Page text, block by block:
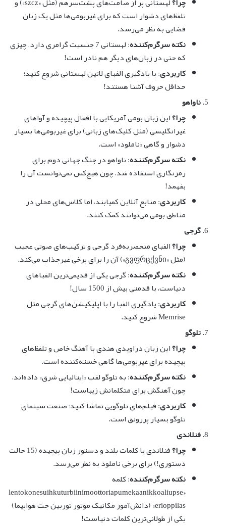
تلفظ‌های دشوار است که برای غیربومی‌ها مثل یک زبان
فضایی به نظر می‌رسد.
نکته سرگرم‌کننده
: لهستانی 7 جنسیت گرامری دارد، چیزی
که حتی در زبان‌های دیگر هم نادر است!
کاربردی: با یادگیری الفبای لاتین لهستانی شروع کنید؛
حداقل حروف آشنا هستند!
ناواهو
چرا؟این زبان بومی آمریکایی با افعال پیچیده و آواهای
غیرانگلیسی (مثل کلیک‌های زبانی) برای غیربومی‌ها بسیار
دشوار و گاهی «ناملود» است.
نکته سرگرم‌کننده: ناواهو در جنگ جهانی دوم برای
رمزنگاری استفاده شد، چون هیچ‌کس نمی‌توانست آن را
بفهمد!
کاربردی: منابع آنلاین کمیابند، اما کلاس‌های محلی در
مناطق بومی می‌توانند کمک کنند.
گرجی
چرا؟الفبای منحصربه‌فرد گرجی و ترکیب‌های صوتی عجیب
(مثل «გვფრცქვნი») آن را برای برخی غیرجذاب می‌کند.
نکته سرگرم‌کننده: گرجی یکی از قدیمی‌ترین الفباهای
دنیاست، با قدمتی بیش از 1500 سال!
کاربردی: یادگیری الفبا را با اپلیکیشن‌های گرجی مثل
Memrise شروع کنید.
تلوگو
چرا؟این زبان دراویدی هندی با آهنگ خاص و تلفظ‌های
پیچیده برای غیربومی‌ها گاهی خسته‌کننده است.
نکته سرگرم‌کننده: به تلوگو لقب «ایتالیایی شرق» داده‌اند،
چون آهنگش برای متکلمانش زیباست!
کاربردی: فیلم‌های تلوگویی تماشا کنید؛ صنعت سینمای
تلوگو بسیار پررونق است.
فنلاندی
چرا؟
فنلاندی با کلمات بلند و دستور زبان پیچیده (15 حالت
دستوری!) برای برخی ناملود به نظر می‌رسد.
نکته سرگرم‌کننده: کلمه
«lentokonesuihkuturbiinimoottoriapumekaanikkoaliupse
erioppilas» (دانش‌آموز مکانیک موتور توربین جت هواپیما)
یکی از طولانی‌ترین کلمات دنیاست!